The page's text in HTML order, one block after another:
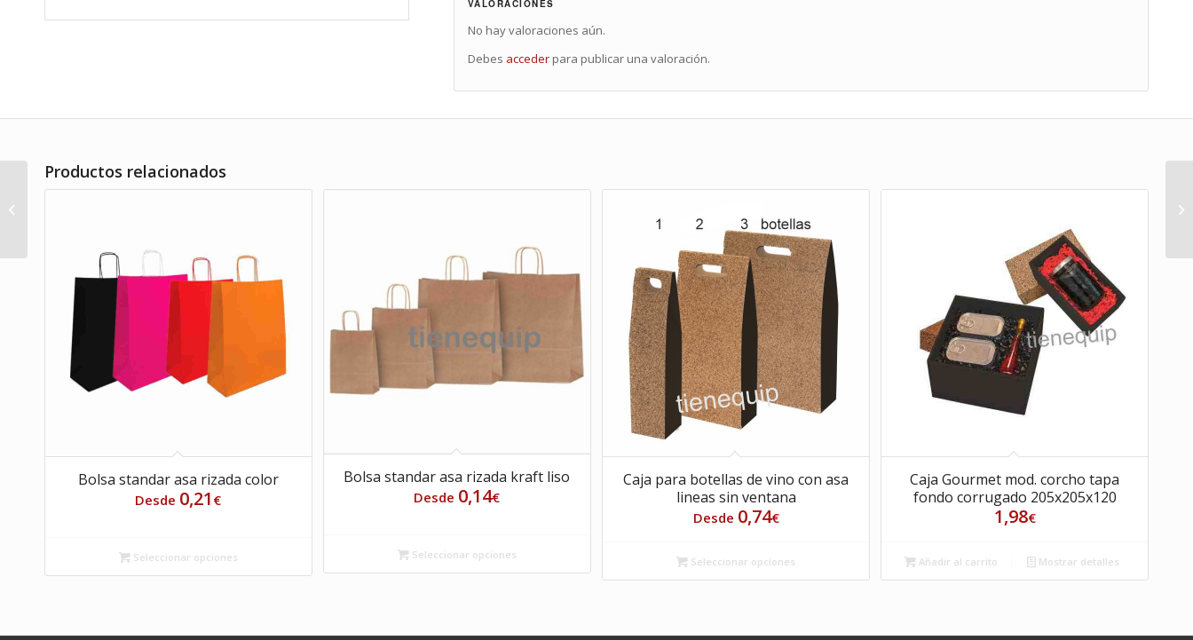
VALORACIONES
No hay valoraciones aún.
Debes accederpara publicar una valoración.
Productos relacionados
Bolsa standar asa rizada color
Desde 0,21 €
Seleccionar opciones
Bolsa standar asa rizada kraft liso
Desde 0,14€
Seleccionar opciones
Caja para botellas de vino con asa
lineas sin ventana
Desde 0,74€
Seleccionar opciones
Caja Gourmet mod. corcho tapa
fondo corrugado 205x205x120
1,98€
Añadir al carrito Mostrar detalles
Cubierto madera